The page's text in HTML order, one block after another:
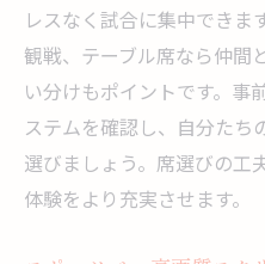
レスなく試合に集中できま
観戦、テーブル席なら仲間
い分けもポイントです。事
ステムを確認し、自分たち
選びましょう。席選びの工
体験をより充実させます。